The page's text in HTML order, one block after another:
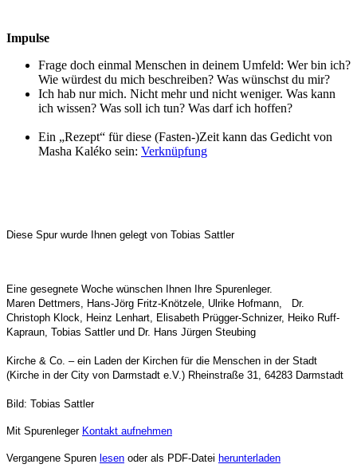
Impulse
Frage doch einmal Menschen in deinem Umfeld: Wer bin ich?
Wie würdest du mich beschreiben? Was wünschst du mir?
Ich hab nur mich. Nicht mehr und nicht weniger. Was kann
ich wissen? Was soll ich tun? Was darf ich hoffen?
Ein „Rezept“ für diese (Fasten-)Zeit kann das Gedicht von
Masha Kaléko sein: Verknüpfung
Diese Spur wurde Ihnen gelegt von Tobias Sattler
Eine gesegnete Woche wünschen Ihnen Ihre Spurenleger.
Maren Dettmers, Hans-Jörg Fritz-Knötzele, Ulrike Hofmann, Dr.
Christoph Klock, Heinz Lenhart, Elisabeth Prügger-Schnizer, Heiko Ruff-
Kapraun, Tobias Sattler und Dr. Hans Jürgen Steubing
Kirche & Co. – ein Laden der Kirchen für die Menschen in der Stadt
(Kirche in der City von Darmstadt e.V.) Rheinstraße 31, 64283 Darmstadt
Bild: Tobias Sattler
Mit Spurenleger Kontakt aufnehmen
Vergangene Spuren lesen oder als PDF-Datei herunterladen